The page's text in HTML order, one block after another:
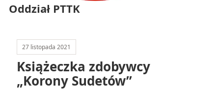
Oddział PTTK
27 listopada 2021
Książeczka zdobywcy
„Korony Sudetów”